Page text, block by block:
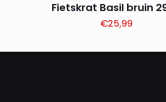
Fietskrat Basil bruin
€25,99